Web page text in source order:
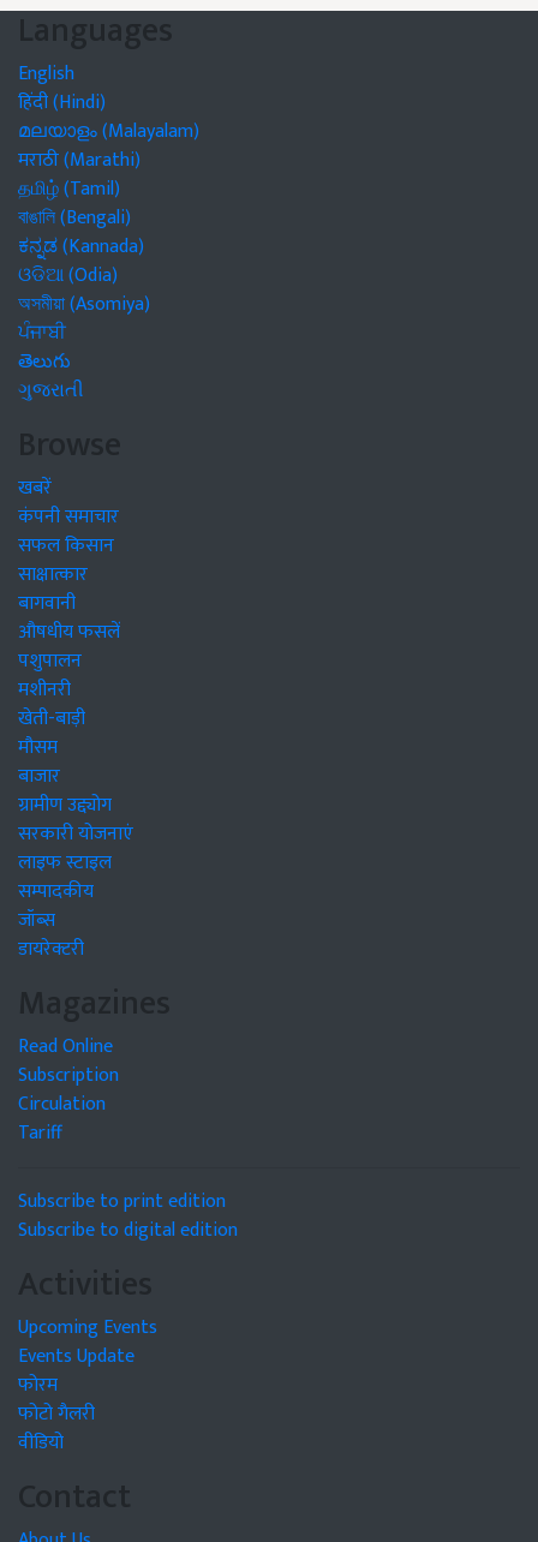
Languages
English
हिंदी (Hindi)
മലയാളം (Malayalam)
मराठी (Marathi)
தமிழ் (Tamil)
বাঙালি (Bengali)
ಕನ್ನಡ (Kannada)
ଓଡିଆ (Odia)
অসমীয়া (Asomiya)
ਪੰਜਾਬੀ
తెలుగు
ગુજરાતી
Browse
खबरें
कंपनी समाचार
सफल किसान
साक्षात्कार
बागवानी
औषधीय फसलें
पशुपालन
मशीनरी
खेती-बाड़ी
मौसम
बाजार
ग्रामीण उद्द्योग
सरकारी योजनाएं
लाइफ स्टाइल
सम्पादकीय
जॉब्स
डायरेक्टरी
Magazines
Read Online
Subscription
Circulation
Tariff
Subscribe to print edition
Subscribe to digital edition
Activities
Upcoming Events
Events Update
फोरम
फोटो गैलरी
वीडियो
Contact